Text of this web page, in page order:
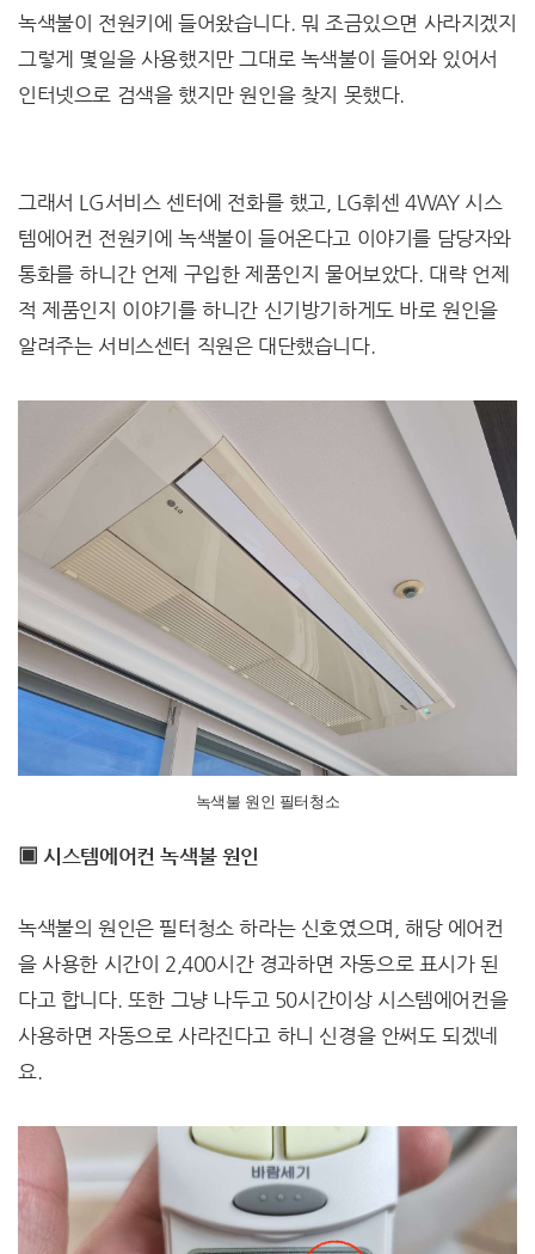
녹색불이 전원키에 들어왔습니다. 뭐 조금있으면 사라지겠지
그렇게 몇일을 사용했지만 그대로 녹색불이 들어와 있어서
인터넷으로 검색을 했지만 원인을 찾지 못했다.
그래서 LG서비스 센터에 전화를 했고, LG휘센 4WAY 시스
템에어컨 전원키에 녹색불이 들어온다고 이야기를 담당자와
통화를 하니간 언제 구입한 제품인지 물어보았다. 대략 언제
적 제품인지 이야기를 하니간 신기방기하게도 바로 원인을
알려주는 서비스센터 직원은 대단했습니다.
녹색불 원인 필터청소
▣ 시스템에어컨 녹색불 원인
녹색불의 원인은 필터청소 하라는 신호였으며, 해당 에어컨
을 사용한 시간이 2,400시간 경과하면 자동으로 표시가 된
다고 합니다. 또한 그냥 나두고 50시간이상 시스템에어컨을
사용하면 자동으로 사라진다고 하니 신경을 안써도 되겠네
요.